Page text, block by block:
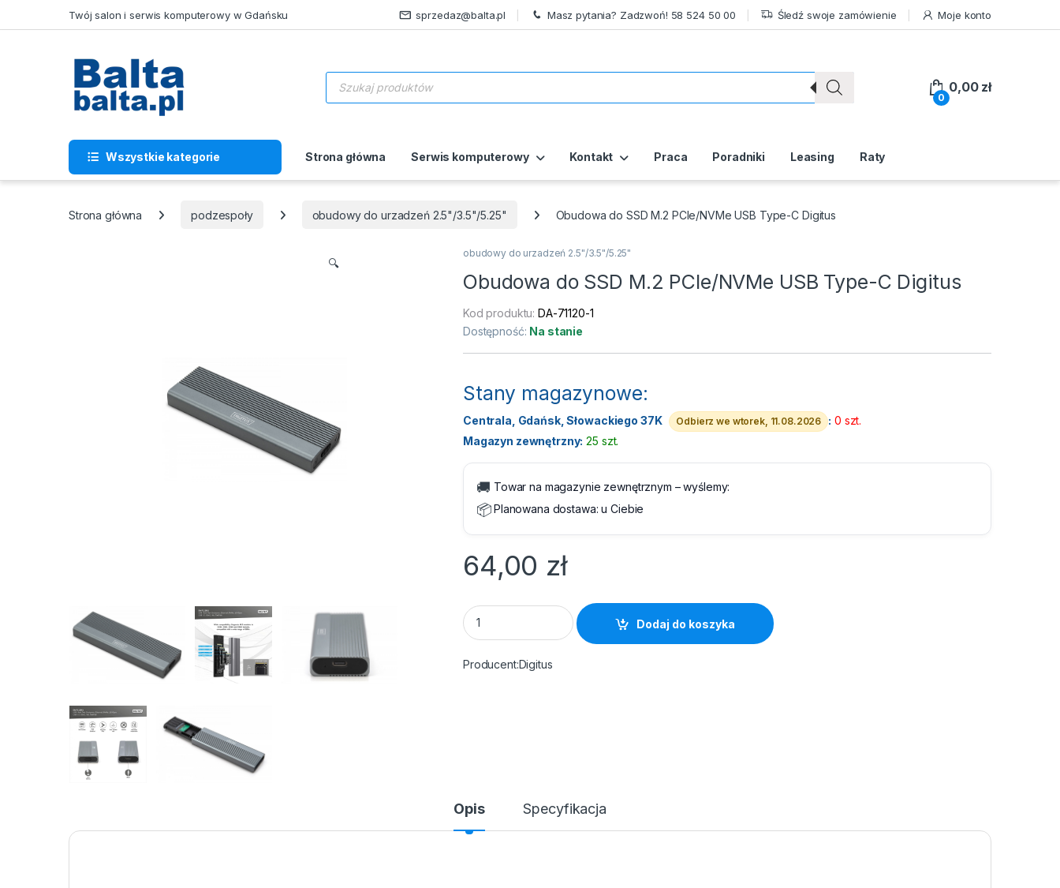
Skip to navigationTwój salon i serwis komputerowy w Gdańsku sprzedaz@balta.pl Masz pytania? Zadzwoń! 58 524 50 00 Śledź swoje zamówienie Moje konto
Wyszukiwarka produktów
0
0,00 zł
Wszystkie kategorie Strona główna Serwis komputerowy Kontakt Praca Poradniki Leasing Raty
Strona główna podzespoły obudowy do urzadzeń 2.5"/3.5"/5.25" Obudowa do SSD M.2 PCIe/NVMe USB Type-C Digitus
🔍
obudowy do urzadzeń 2.5"/3.5"/5.25"
Obudowa do SSD M.2 PCIe/NVMe USB Type-C Digitus
Kod produktu:DA-71120-1
Dostępność: Na stanie
Stany magazynowe:
Centrala, Gdańsk, Słowackiego 37K Odbierz we wtorek, 11.08.2026 : 0 szt.
Magazyn zewnętrzny: 25 szt.
🚚 Towar na magazynie zewnętrznym – wyślemy:
📦Planowana dostawa:u Ciebie
64,00 zł
Obudowa do SSD M.2 PCIe/NVMe USB Type-C Digitus quantity
Dodaj do koszyka
Digitus
Opis Specyfikacja